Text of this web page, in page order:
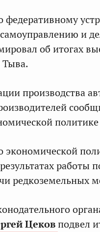
и
об итогах
Тыва.
производства
политике
работы
редкоземельных
Цековподвел